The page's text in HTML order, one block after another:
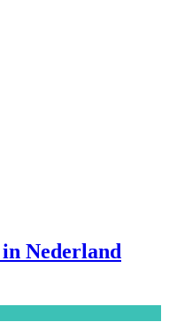
Nederland